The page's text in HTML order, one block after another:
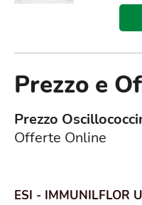
Prezzo e
Prezzo
Offerte Online
ESI - IMMUNILFLOR